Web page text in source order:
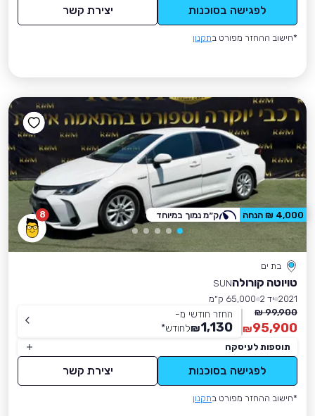
לפגישה בסוכנות יצירת קשר
*חישוב ההחזר מפורט בתקנון
8
בת ים
טויוטה קורולהSUN
2021 יד 2
65,000 ק״מ
99,900 ₪
95,900
₪
החזר חודשי מ-
1,130
₪לחודש*
תוספות לעיסקה
לפגישה בסוכנות יצירת קשר
*חישוב ההחזר מפורט בתקנון
4,000 ₪ הנחה ק״מ נמוך במיוחד